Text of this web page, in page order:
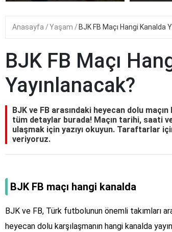
Anasayfa Yaşam BJK FB Maçı Hangi Kanalda
BJK FB Maçı
Yayınlanacak?
BJK ve FB arasındaki heyecan dolu
tüm detaylar burada! Maçın tarihi, saati
ulaşmak için yazıyı okuyun. Taraftarlar
veriyoruz.
BJK FB maçı hangi kanalda
BJK ve FB, Türk futbolunun önemli takımları
heyecan dolu karşılaşmanın hangi kanalda